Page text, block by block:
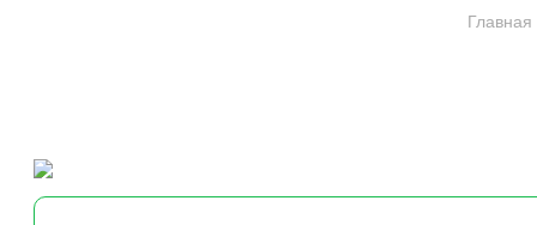
Главная